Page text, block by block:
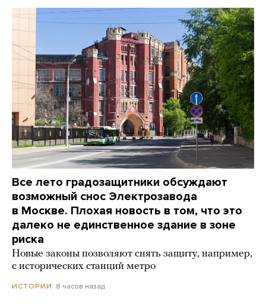
Все лето градозащитники обсуждают
возможный снос Электрозавода
в Москве. Плохая новость в том, что это
далеко не единственное здание в зоне
риска
Новые законы позволяют снять защиту, например,
с исторических станций метро
ИСТОРИИ 8 часов назад